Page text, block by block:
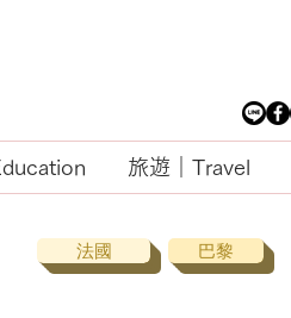
旅遊｜Travel
法國 巴黎